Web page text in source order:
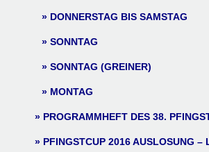
DONNERSTAG BIS SAMSTAG
SONNTAG
SONNTAG (GREINER)
MONTAG
PROGRAMMHEFT DES 38.
PFINGSTCUP 2016 AUSLOSUNG –